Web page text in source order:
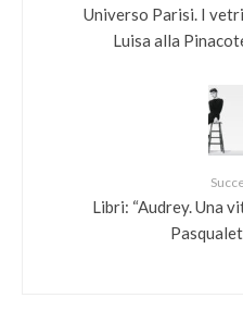
Universo Parisi. I
Luisa alla
Libri: “Audrey. Una